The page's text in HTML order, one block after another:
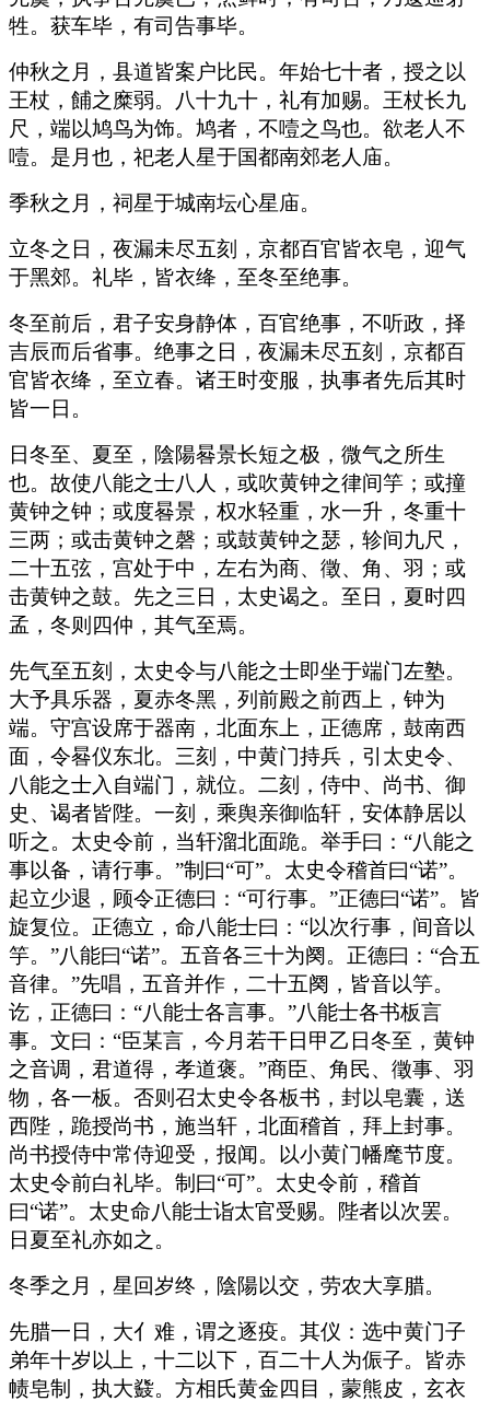
牲。获车毕，有司告事毕。
仲秋之月，县道皆案户比民。年始七十者，授之以
王杖，餔之糜弱。八十九十，礼有加赐。王杖长九
尺，端以鸠鸟为饰。鸠者，不噎之鸟也。欲老人不
噎。是月也，祀老人星于国都南郊老人庙。
季秋之月，祠星于城南坛心星庙。
立冬之日，夜漏未尽五刻，京都百官皆衣皂，迎气
于黑郊。礼毕，皆衣绛，至冬至绝事。
冬至前后，君子安身静体，百官绝事，不听政，择
吉辰而后省事。绝事之日，夜漏未尽五刻，京都百
官皆衣绛，至立春。诸王时变服，执事者先后其时
皆一日。
日冬至、夏至，陰陽晷景长短之极，微气之所生
也。故使八能之士八人，或吹黄钟之律间竽；或撞
黄钟之钟；或度晷景，权水轻重，水一升，冬重十
三两；或击黄钟之磬；或鼓黄钟之瑟，轸间九尺，
二十五弦，宫处于中，左右为商、徵、角、羽；或
击黄钟之鼓。先之三日，太史谒之。至日，夏时四
孟，冬则四仲，其气至焉。
先气至五刻，太史令与八能之士即坐于端门左塾。
大予具乐器，夏赤冬黑，列前殿之前西上，钟为
端。守宫设席于器南，北面东上，正德席，鼓南西
面，令晷仪东北。三刻，中黄门持兵，引太史令、
八能之士入自端门，就位。二刻，侍中、尚书、御
史、谒者皆陛。一刻，乘舆亲御临轩，安体静居以
听之。太史令前，当轩溜北面跪。举手曰：“八能之
事以备，请行事。”制曰“可”。太史令稽首曰“诺”。
起立少退，顾令正德曰：“可行事。”正德曰“诺”。皆
旋复位。正德立，命八能士曰：“以次行事，间音以
竽。”八能曰“诺”。五音各三十为阕。正德曰：“合五
音律。”先唱，五音并作，二十五阕，皆音以竽。
讫，正德曰：“八能士各言事。”八能士各书板言
事。文曰：“臣某言，今月若干日甲乙日冬至，黄钟
之音调，君道得，孝道褒。”商臣、角民、徵事、羽
物，各一板。否则召太史令各板书，封以皂囊，送
西陛，跪授尚书，施当轩，北面稽首，拜上封事。
尚书授侍中常侍迎受，报闻。以小黄门幡麾节度。
太史令前白礼毕。制曰“可”。太史令前，稽首
曰“诺”。太史命八能士诣太官受赐。陛者以次罢。
日夏至礼亦如之。
冬季之月，星回岁终，陰陽以交，劳农大享腊。
先腊一日，大亻难，谓之逐疫。其仪：选中黄门子
弟年十岁以上，十二以下，百二十人为侲子。皆赤
帻皂制，执大鼗。方相氏黄金四目，蒙熊皮，玄衣